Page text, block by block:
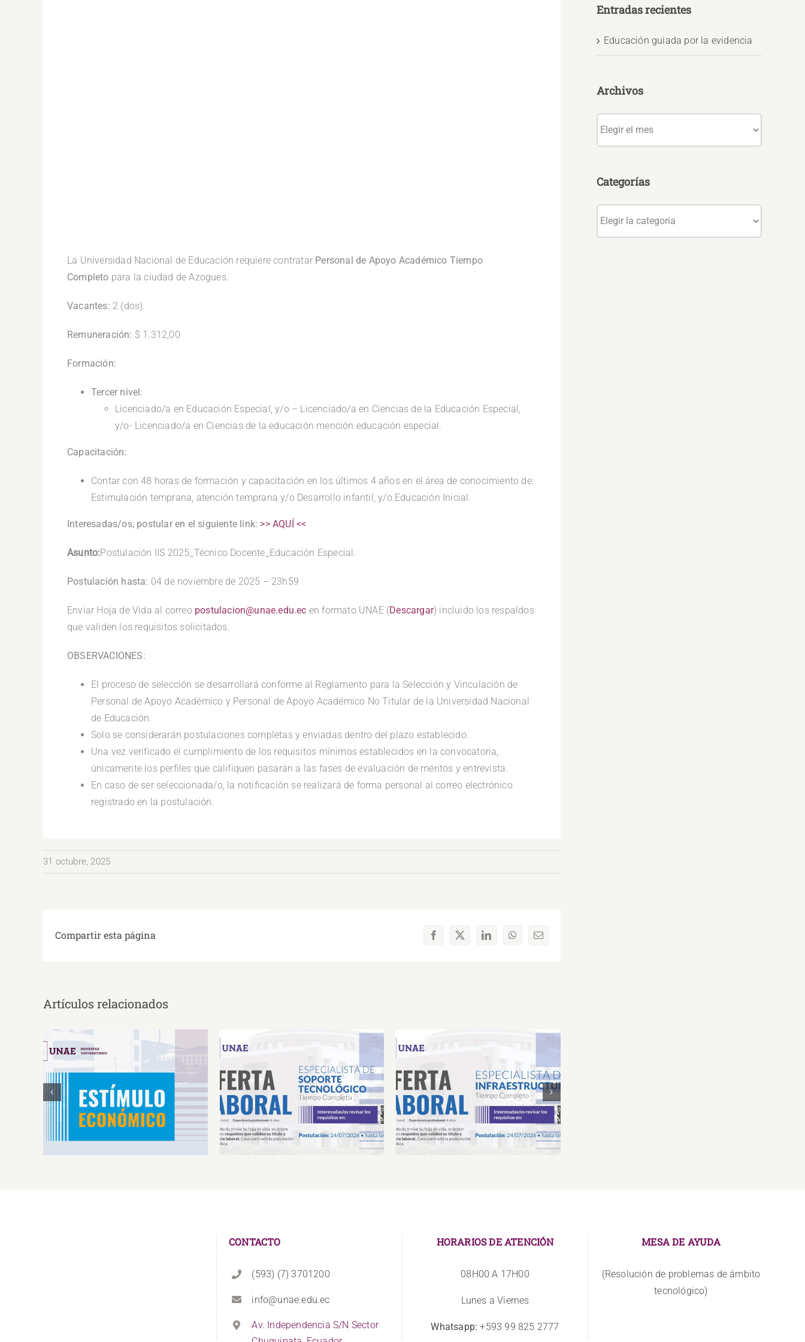
La Universidad Nacional de Educación requiere contratar Personal de Apoyo Académico Tiempo
Completo para la ciudad de Azogues.
Vacantes: 2 (dos).
Remuneración: $ 1.312,00
Formación:
Tercer nivel:
Licenciado/a en Educación Especial, y/o – Licenciado/a en Ciencias de la Educación Especial,
y/o- Licenciado/a en Ciencias de la educación mención educación especial.
Capacitación:
Contar con 48 horas de formación y capacitación en los últimos 4 años en el área de conocimiento de:
Estimulación temprana, atención temprana y/o Desarrollo infantil, y/o Educación Inicial.
Interesadas/os, postular en el siguiente link: >> AQUÍ <<
Asunto:Postulación IIS 2025_Técnico Docente_Educación Especial.
Postulación hasta: 04 de noviembre de 2025 – 23h59
Enviar Hoja de Vida al correo postulacion@unae.edu.ec en formato UNAE (Descargar) incluido los respaldos
que validen los requisitos solicitados.
OBSERVACIONES:
El proceso de selección se desarrollará conforme al Reglamento para la Selección y Vinculación de
Personal de Apoyo Académico y Personal de Apoyo Académico No Titular de la Universidad Nacional
de Educación.
Solo se considerarán postulaciones completas y enviadas dentro del plazo establecido.
Una vez verificado el cumplimiento de los requisitos mínimos establecidos en la convocatoria,
únicamente los perfiles que califiquen pasarán a las fases de evaluación de méritos y entrevista.
En caso de ser seleccionada/o, la notificación se realizará de forma personal al correo electrónico
registrado en la postulación.
31 octubre, 2025
Compartir esta página Facebook
X LinkedInWhatsAppCorreo
Artículos relacionados
Estímulos Económicos para
Deportistas de Alto
Rendimiento IS2026
Oferta Laboral Especialista de
Soporte Tecnológico
Oferta Laboral Especialista de
Infraestructura
Entradas recientes
Educación guiada por la evidencia
Archivos
Categorías
CONTACTO
(593) (7) 3701200
info@unae.edu.ec
Av. Independencia S/N Sector
HORARIOS DE ATENCIÓN
08H00 A 17H00
Lunes a Viernes
Whatsapp: +593 99 825 2777
MESA DE AYUDA
(Resolución de problemas de ámbito
tecnológico)